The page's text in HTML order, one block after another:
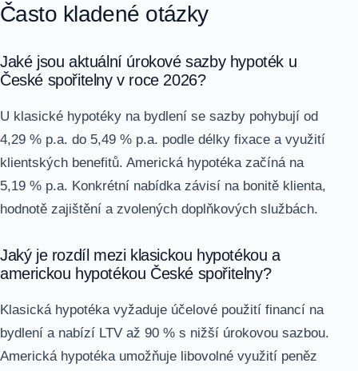
Často kladené otázky
Jaké jsou aktuální úrokové sazby hypoték u
České spořitelny v roce 2026?
U klasické hypotéky na bydlení se sazby pohybují od
4,29 % p.a. do 5,49 % p.a. podle délky fixace a využití
klientských benefitů. Americká hypotéka začíná na
5,19 % p.a. Konkrétní nabídka závisí na bonitě klienta,
hodnotě zajištění a zvolených doplňkových službách.
Jaký je rozdíl mezi klasickou hypotékou a
americkou hypotékou České spořitelny?
Klasická hypotéka vyžaduje účelové použití financí na
bydlení a nabízí LTV až 90 % s nižší úrokovou sazbou.
Americká hypotéka umožňuje libovolné využití peněz